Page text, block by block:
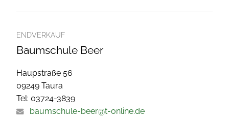
ENDVERKAUF
Baumschule Beer
Haupstraße 56
09249 Taura
Tel: 03724-3839
baumschule-beer@t-online.de